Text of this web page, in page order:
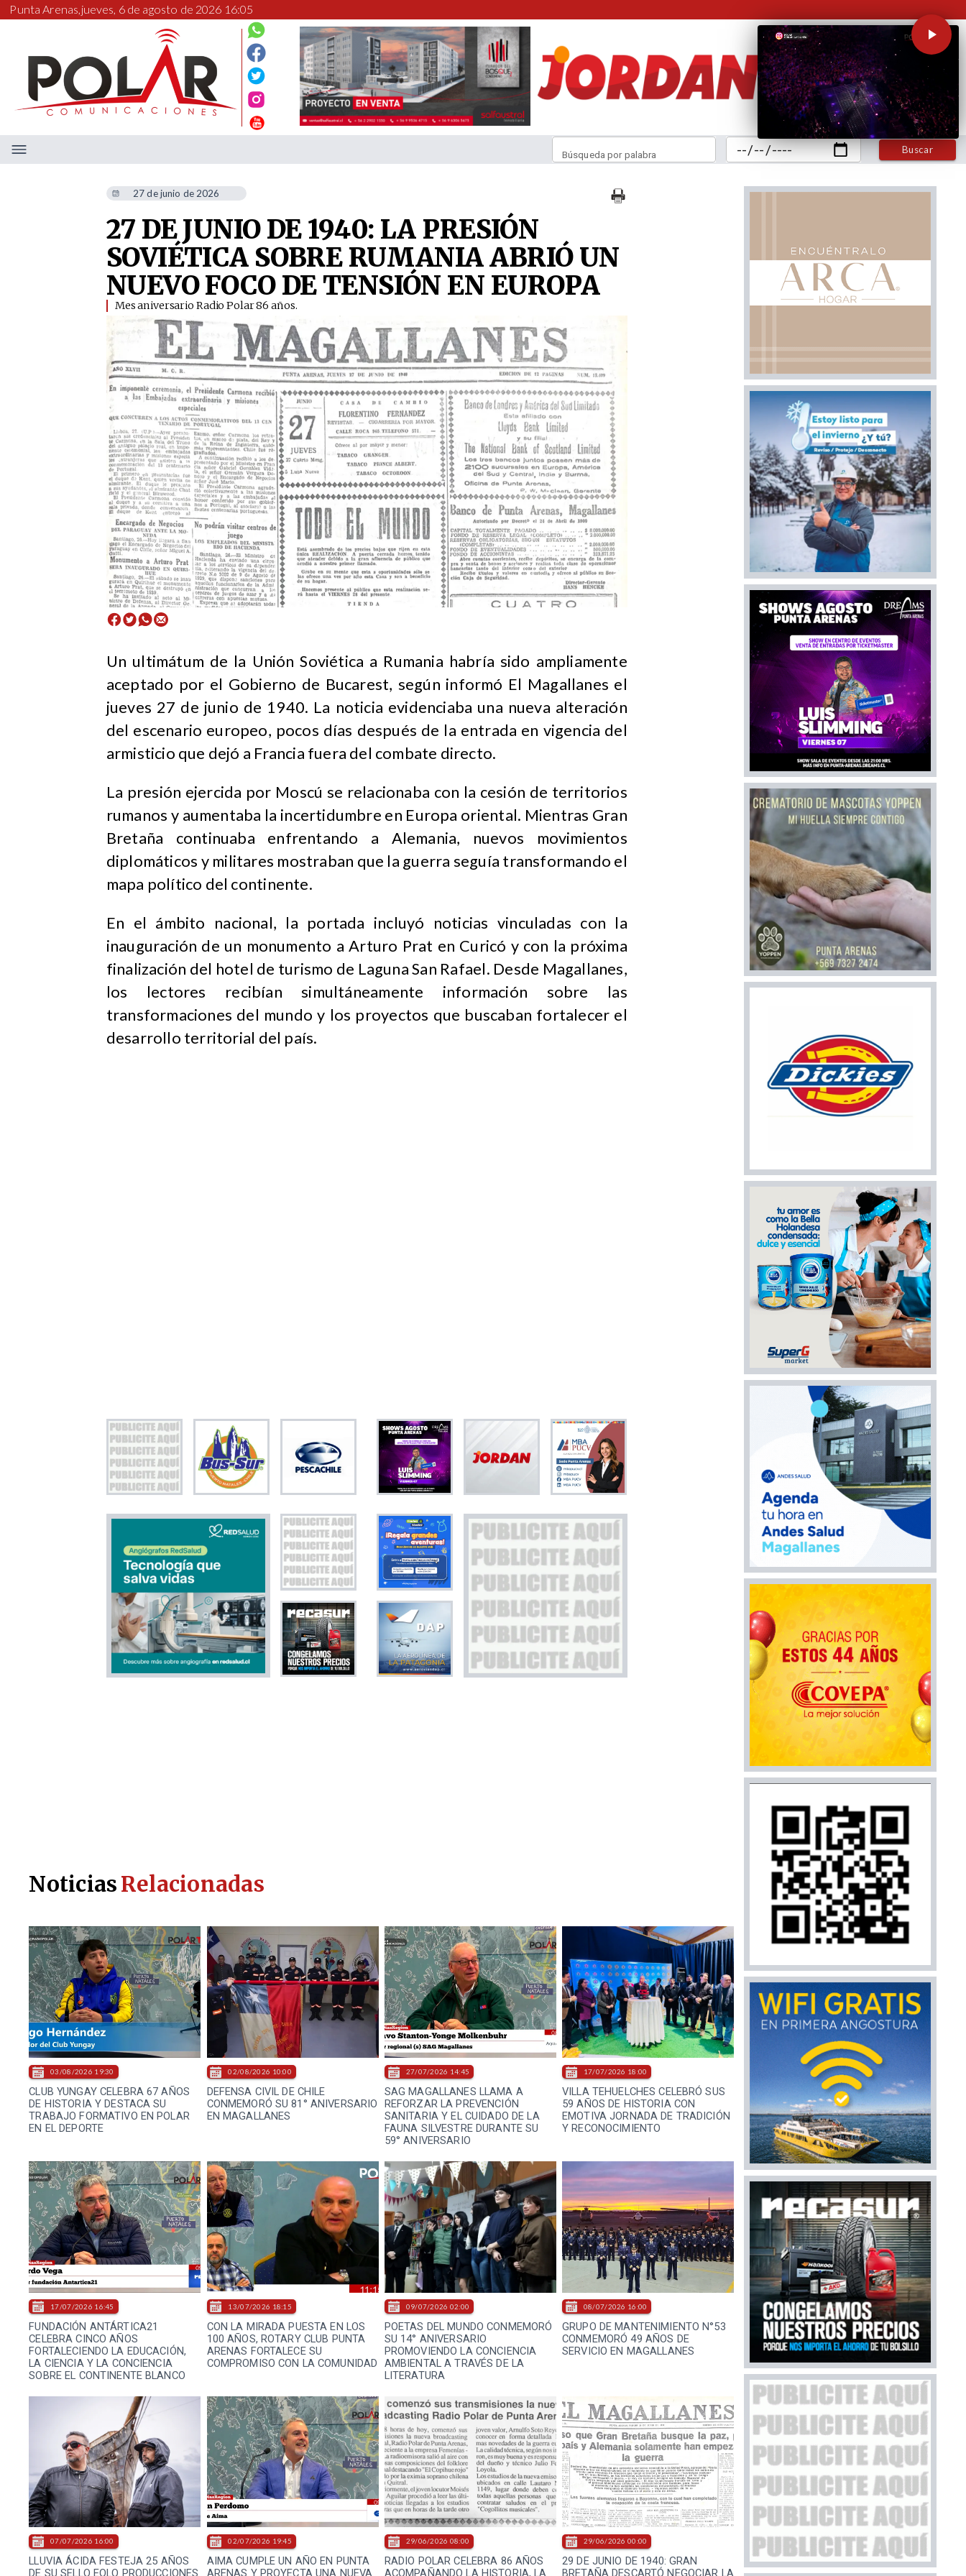
Punta Arenas,jueves, 6 de agosto de 2026 16:05
Buscar
Búsqueda por palabra
27 de junio de 2026
27 DE JUNIO DE 1940: LA PRESIÓN
SOVIÉTICA SOBRE RUMANIA ABRIÓ UN
NUEVO FOCO DE TENSIÓN EN EUROPA
​Mes aniversario Radio Polar 86 años.
Un ultimátum de la Unión Soviética a Rumania habría sido ampliamente
aceptado por el Gobierno de Bucarest, según informó El Magallanes el
jueves 27 de junio de 1940. La noticia evidenciaba una nueva alteración
del escenario europeo, pocos días después de la entrada en vigencia del
armisticio que dejó a Francia fuera del combate directo.
La presión ejercida por Moscú se relacionaba con la cesión de territorios
rumanos y aumentaba la incertidumbre en Europa oriental. Mientras Gran
Bretaña continuaba enfrentando a Alemania, nuevos movimientos
diplomáticos y militares mostraban que la guerra seguía transformando el
mapa político del continente.
En el ámbito nacional, la portada incluyó noticias vinculadas con la
inauguración de un monumento a Arturo Prat en Curicó y con la próxima
finalización del hotel de turismo de Laguna San Rafael. Desde Magallanes,
los lectores recibían simultáneamente información sobre las
transformaciones del mundo y los proyectos que buscaban fortalecer el
desarrollo territorial del país.
CLUB YUNGAY CELEBRA 67 AÑOS
DE HISTORIA Y DESTACA SU
TRABAJO FORMATIVO EN POLAR
EN EL DEPORTE
03/08/2026 19:30
DEFENSA CIVIL DE CHILE
CONMEMORÓ SU 81° ANIVERSARIO
EN MAGALLANES
02/08/2026 10:00
SAG MAGALLANES LLAMA A
REFORZAR LA PREVENCIÓN
SANITARIA Y EL CUIDADO DE LA
FAUNA SILVESTRE DURANTE SU
59° ANIVERSARIO
27/07/2026 14:45
VILLA TEHUELCHES CELEBRÓ SUS
59 AÑOS DE HISTORIA CON
EMOTIVA JORNADA DE TRADICIÓN
Y RECONOCIMIENTO
17/07/2026 18:00
FUNDACIÓN ANTÁRTICA21
CELEBRA CINCO AÑOS
FORTALECIENDO LA EDUCACIÓN,
LA CIENCIA Y LA CONCIENCIA
SOBRE EL CONTINENTE BLANCO
17/07/2026 16:45
CON LA MIRADA PUESTA EN LOS
100 AÑOS, ROTARY CLUB PUNTA
ARENAS FORTALECE SU
COMPROMISO CON LA COMUNIDAD
13/07/2026 18:15
POETAS DEL MUNDO CONMEMORÓ
SU 14° ANIVERSARIO
PROMOVIENDO LA CONCIENCIA
AMBIENTAL A TRAVÉS DE LA
LITERATURA
09/07/2026 02:00
GRUPO DE MANTENIMIENTO N°53
CONMEMORÓ 49 AÑOS DE
SERVICIO EN MAGALLANES
08/07/2026 16:00
LLUVIA ÁCIDA FESTEJA 25 AÑOS
DE SU SELLO EOLO PRODUCCIONES
07/07/2026 16:00
AIMA CUMPLE UN AÑO EN PUNTA
ARENAS Y PROYECTA UNA NUEVA
02/07/2026 19:45
RADIO POLAR CELEBRA 86 AÑOS
ACOMPAÑANDO LA HISTORIA, LA
29/06/2026 08:00
29 DE JUNIO DE 1940: GRAN
BRETAÑA DESCARTÓ NEGOCIAR LA
29/06/2026 00:00
NoticiasRelacionadas